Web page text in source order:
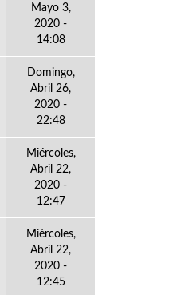
Mayo 3,
2020 -
14:08
Domingo,
Abril 26,
2020 -
22:48
Miércoles,
Abril 22,
2020 -
12:47
Miércoles,
Abril 22,
2020 -
12:45